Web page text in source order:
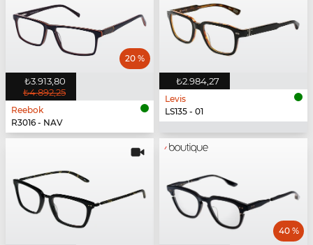
₺3.913,80
₺4.892,25
20 %
Reebok
R3016 - NAV
₺2.984,27
Levis
LS135 - 01
40 %